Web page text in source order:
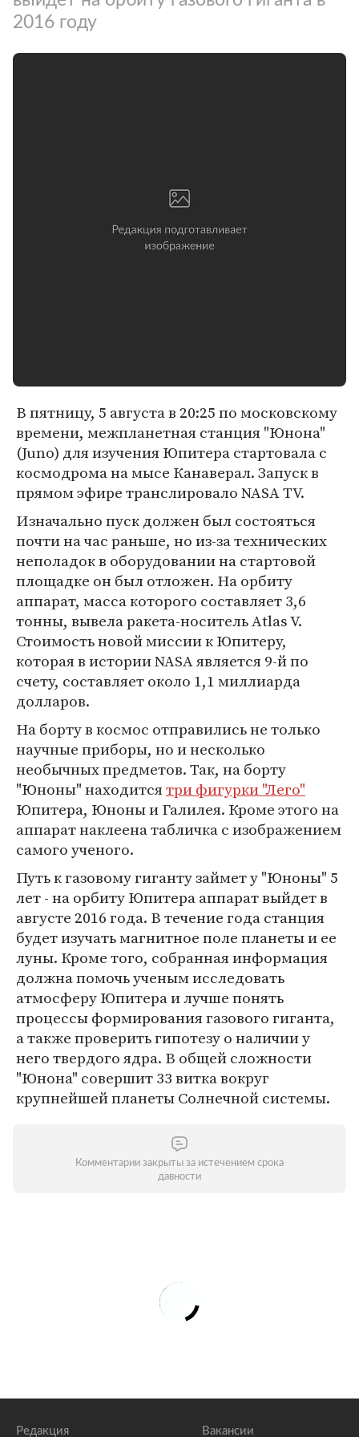
2016 году
В пятницу, 5 августа в 20:25 по московскому
времени, межпланетная станция "Юнона"
(Juno) для изучения Юпитера стартовала с
космодрома на мысе Канаверал. Запуск в
прямом эфире транслировало NASA TV.
Изначально пуск должен был состояться
почти на час раньше, но из-за технических
неполадок в оборудовании на стартовой
площадке он был отложен. На орбиту
аппарат, масса которого составляет 3,6
тонны, вывела ракета-носитель Atlas V.
Стоимость новой миссии к Юпитеру,
которая в истории NASA является 9-й по
счету, составляет около 1,1 миллиарда
долларов.
На борту в космос отправились не только
научные приборы, но и несколько
необычных предметов. Так, на борту
"Юноны" находитсятри фигурки "Лего"
Юпитера, Юноны и Галилея. Кроме этого на
аппарат наклеена табличка с изображением
самого ученого.
Путь к газовому гиганту займет у "Юноны" 5
лет - на орбиту Юпитера аппарат выйдет в
августе 2016 года. В течение года станция
будет изучать магнитное поле планеты и ее
луны. Кроме того, собранная информация
должна помочь ученым исследовать
атмосферу Юпитера и лучше понять
процессы формирования газового гиганта,
а также проверить гипотезу о наличии у
него твердого ядра. В общей сложности
"Юнона" совершит 33 витка вокруг
крупнейшей планеты Солнечной системы.
Комментарии закрыты за истечением срока
давности
Редакция Вакансии